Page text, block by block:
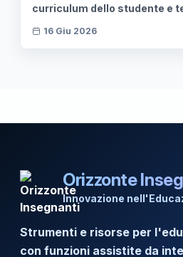
curriculum dello studente e
prove scritte.
16 Giu 2026
Orizzonte
Innovazione
Strumenti e risorse per
con funzioni assistite da